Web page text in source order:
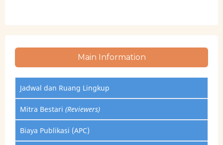
Main Information
Jadwal dan Ruang Lingkup
Mitra Bestari (Reviewers)
Biaya Publikasi (APC)